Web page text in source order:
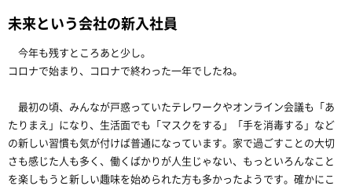
未来という会社の新入社員
今年も残すところあと少し。
コロナで始まり、コロナで終わった一年でしたね。
最初の頃、みんなが戸惑っていたテレワークやオンライン会議も「あ
たりまえ」になり、生活面でも「マスクをする」「手を消毒する」など
の新しい習慣も気が付けば普通になっています。家で過ごすことの大切
さも感じた人も多く、働くばかりが人生じゃない、もっといろんなこと
を楽しもうと新しい趣味を始められた方も多かったようです。確かにこ